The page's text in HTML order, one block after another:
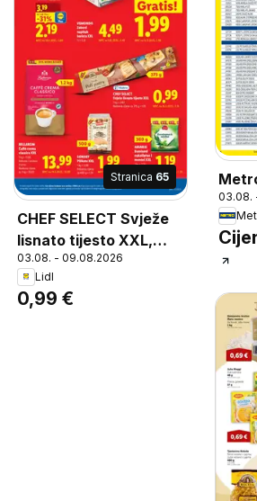
Stranica 65
CHEF SELECT Svježe
lisnato tijesto XXL,
Chef Select fresh puff
pastry for savory and
sweet dishes
03.08. - 09.08.2026
Lidl
0,99 €
03.08.